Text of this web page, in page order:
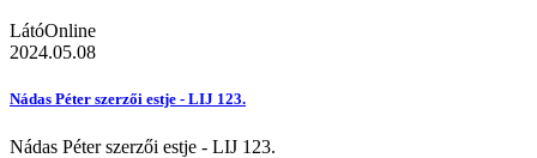
LátóOnline
2024.05.08
Nádas Péter szerzői estje - LIJ 123.
Nádas Péter szerzői estje - LIJ 123.